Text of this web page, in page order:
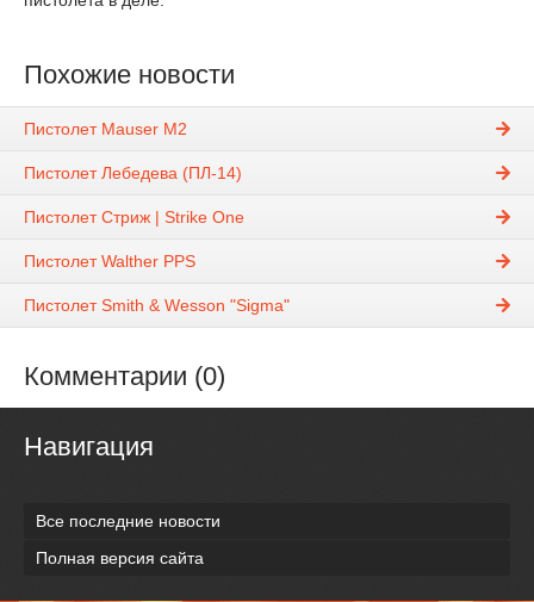
Похожие новости
Пистолет Mauser M2
Пистолет Лебедева (ПЛ-14)
Пистолет Стриж | Strike One
Пистолет Walther PPS
Пистолет Smith & Wesson "Sigma"
Комментарии (0)
Навигация
Все последние новости
Полная версия сайта